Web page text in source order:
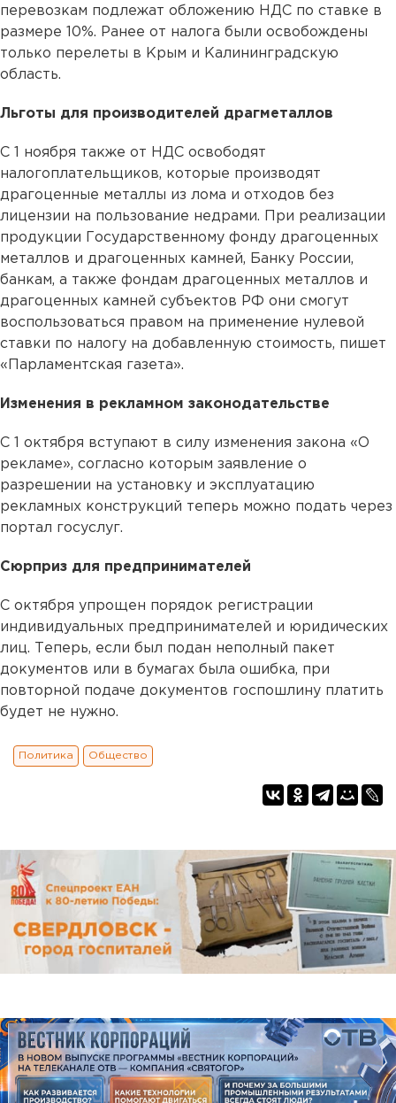
перевозкам подлежат обложению НДС по ставке в
размере 10%. Ранее от налога были освобождены
только перелеты в Крым и Калининградскую
область.
Льготы для производителей драгметаллов
С 1 ноября также от НДС освободят
налогоплательщиков, которые производят
драгоценные металлы из лома и отходов без
лицензии на пользование недрами. При реализации
продукции Государственному фонду драгоценных
металлов и драгоценных камней, Банку России,
банкам, а также фондам драгоценных металлов и
драгоценных камней субъектов РФ они смогут
воспользоваться правом на применение нулевой
ставки по налогу на добавленную стоимость, пишет
«Парламентская газета».
Изменения в рекламном законодательстве
С 1 октября вступают в силу изменения закона «О
рекламе», согласно которым заявление о
разрешении на установку и эксплуатацию
рекламных конструкций теперь можно подать через
портал госуслуг.
Сюрприз для предпринимателей
С октября упрощен порядок регистрации
индивидуальных предпринимателей и юридических
лиц. Теперь, если был подан неполный пакет
документов или в бумагах была ошибка, при
повторной подаче документов госпошлину платить
будет не нужно.
Политика Общество